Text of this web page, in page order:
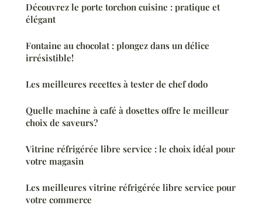
Découvrez le porte torchon cuisine : pratique et
élégant
Fontaine au chocolat : plongez dans un délice
irrésistible!
Les meilleures recettes à tester de chef dodo
Quelle machine à café à dosettes offre le meilleur
choix de saveurs?
Vitrine réfrigérée libre service : le choix idéal pour
votre magasin
Les meilleures vitrine réfrigérée libre service pour
votre commerce